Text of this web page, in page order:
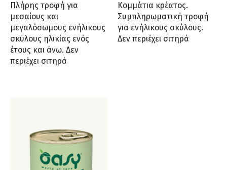
Πλήρης τροφή για
μεσαίους και
μεγαλόσωμους ενήλικους
σκύλους ηλικίας ενός
έτους και άνω. Δεν
περιέχει σιτηρά
Κομμάτια κρέατος.
Συμπληρωματική τροφή
για ενήλικους σκύλους.
Δεν περιέχει σιτηρά